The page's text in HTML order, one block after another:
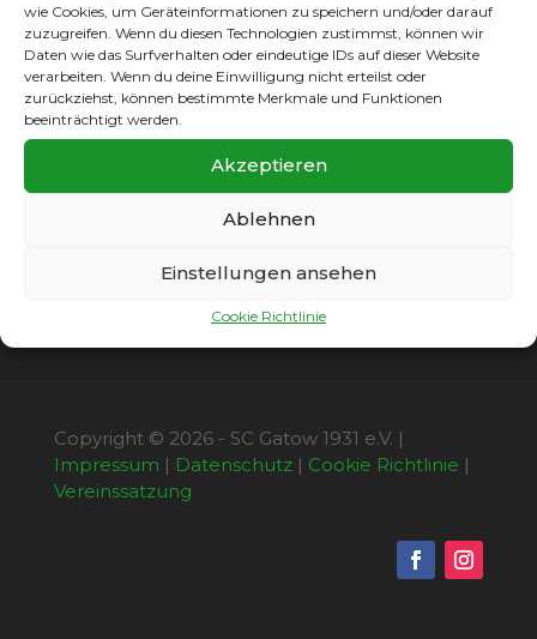
wie Cookies, um Geräteinformationen zu speichern und/oder darauf
zuzugreifen. Wenn du diesen Technologien zustimmst, können wir
Daten wie das Surfverhalten oder eindeutige IDs auf dieser Website
verarbeiten. Wenn du deine Einwilligung nicht erteilst oder
zurückziehst, können bestimmte Merkmale und Funktionen
beeinträchtigt werden.
Akzeptieren
Ablehnen
Einstellungen ansehen
Cookie Richtlinie
Der FC Spandau 06 ist am kommenden
Sonntag (09.04.2017) zu Gast in Gatow. Anpfiff
am Weiten Blick zu dem interessanten
Spandauer Landesligaderby der beiden
punktgleichen Tabellennachbarn ist um
14.00 Uhr.
zum Spiel der zweiten Mannschaften vom SC
Copyright © 2026 - SC Gatow 1931 e.V. |
Impressum | Datenschutz| Cookie Richtlinie |
Vereinssatzung